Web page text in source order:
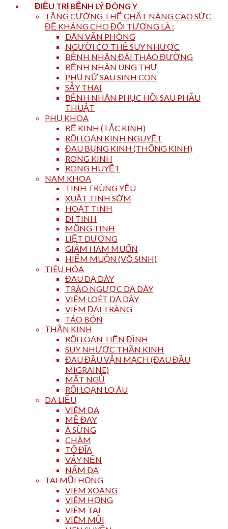
ĐIỀU TRỊ BỆNH LÝ ĐÔNG Y
TĂNG CƯỜNG THỂ CHẤT NÂNG CAO SỨC
ĐỀ KHÁNG CHO ĐỐI TƯỢNG LÀ :
DÂN VĂN PHÒNG
NGƯỜI CƠ THỂ SUY NHƯỢC
BỆNH NHÂN ĐÁI THÁO ĐƯỜNG
BỆNH NHÂN UNG THƯ
PHỤ NỮ SAU SINH CON
SẢY THAI
BỆNH NHÂN PHỤC HỒI SAU PHẪU
THUẬT
PHỤ KHOA
BẾ KINH (TẮC KINH)
RỐI LOẠN KINH NGUYỆT
ĐAU BỤNG KINH (THỐNG KINH)
RONG KINH
RONG HUYẾT
NAM KHOA
TINH TRÙNG YẾU
XUẤT TINH SỚM
HOẠT TINH
DI TINH
MỘNG TINH
LIỆT DƯƠNG
GIẢM HAM MUỐN
HIẾM MUỘN (VÔ SINH)
TIÊU HÓA
ĐAU DẠ DÀY
TRÀO NGƯỢC DẠ DÀY
VIÊM LOÉT DẠ DÀY
VIÊM ĐẠI TRÀNG
TÁO BÓN
THẦN KINH
RỐI LOẠN TIỀN ĐÌNH
SUY NHƯỢC THẦN KINH
ĐAU ĐẦU VẬN MẠCH (ĐAU ĐẦU
MIGRAINE)
MẤT NGỦ
RỐI LOẠN LO ÂU
DA LIỄU
VIÊM DA
MỀ ĐAY
Á SỪNG
CHÀM
TỔ ĐĨA
VẨY NẾN
NẤM DA
TAI MŨI HỌNG
VIÊM XOANG
VIÊM HỌNG
VIÊM TAI
VIÊM MŨI